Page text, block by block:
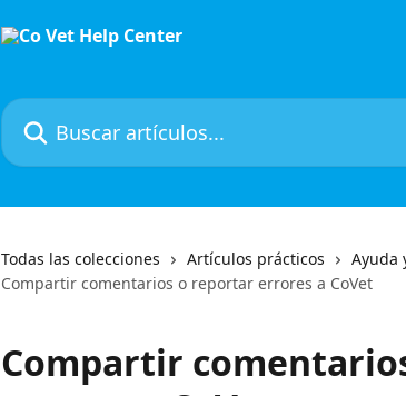
Buscar artículos...
Todas las colecciones Artículos prácticos
Ayuda
Compartir comentarios o reportar errores a CoVet
Compartir